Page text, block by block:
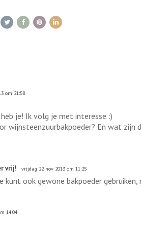
om 21:58
je! Ik volg je met interesse :)
wijnsteenzuurbakpoeder? En wat zijn
vrij! vrijdag 22 nov 2013 om 11:25
kunt ook gewone bakpoeder
14:04